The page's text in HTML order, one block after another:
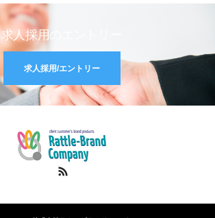
求人採用のエントリー
求人採用/エントリー